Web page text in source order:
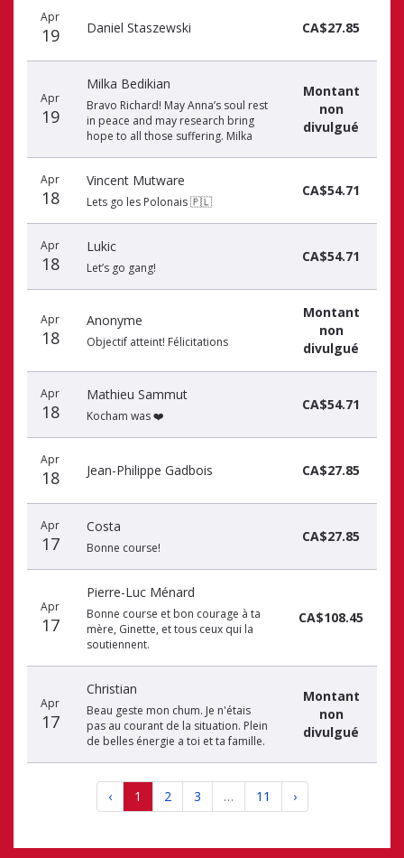
récents
Apr
19 Daniel Staszewski CA$27.85
Apr
19
Milka Bedikian
Bravo Richard! May Anna’s soul rest
in peace and may research bring
hope to all those suffering. Milka
Montant
non
divulgué
Apr
18
Vincent Mutware
Lets go les Polonais 🇵🇱
CA$54.71
Apr
18
Lukic
Let’s go gang!
CA$54.71
Apr
18
Anonyme
Objectif atteint! Félicitations
Montant
non
divulgué
Apr
18
Mathieu Sammut
Kocham was ❤️
CA$54.71
Apr
18 Jean-Philippe Gadbois CA$27.85
Apr
17
Costa
Bonne course!
CA$27.85
Apr
17
Pierre-Luc Ménard
Bonne course et bon courage à ta
mère, Ginette, et tous ceux qui la
soutiennent.
CA$108.45
Apr
17
Christian
Beau geste mon chum. Je n'étais
pas au courant de la situation. Plein
de belles énergie a toi et ta famille.
Montant
non
divulgué
‹ 1 2 3 … 11 ›